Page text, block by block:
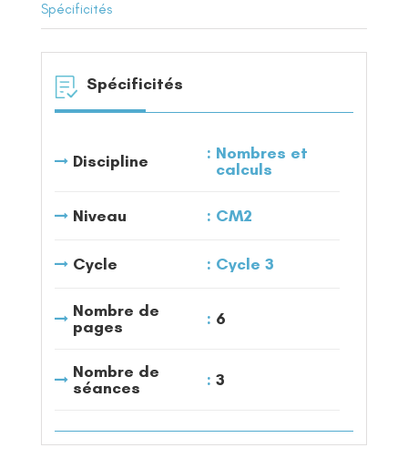
Spécificités
Spécificités
Discipline
Nombres et
calculs
Niveau CM2
Cycle Cycle 3
Nombre de
pages
6
Nombre de
séances
3